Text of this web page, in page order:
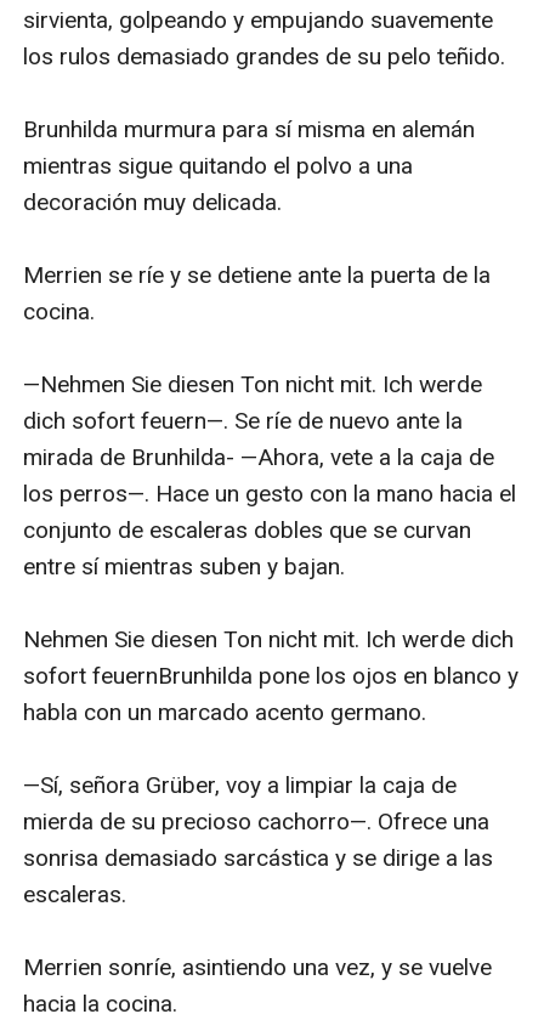
sirvienta, golpeando y empujando suavemente
los rulos demasiado grandes de su pelo teñido.
Brunhilda murmura para sí misma en alemán
mientras sigue quitando el polvo a una
decoración muy delicada.
Merrien se ríe y se detiene ante la puerta de la
cocina.
—Nehmen Sie diesen Ton nicht mit. Ich werde
dich sofort feuern—. Se ríe de nuevo ante la
mirada de Brunhilda- —Ahora, vete a la caja de
los perros—. Hace un gesto con la mano hacia el
conjunto de escaleras dobles que se curvan
entre sí mientras suben y bajan.
Nehmen Sie diesen Ton nicht mit. Ich werde dich
sofort feuernBrunhilda pone los ojos en blanco y
habla con un marcado acento germano.
—Sí, señora Grüber, voy a limpiar la caja de
mierda de su precioso cachorro—. Ofrece una
sonrisa demasiado sarcástica y se dirige a las
escaleras.
Merrien sonríe, asintiendo una vez, y se vuelve
hacia la cocina.